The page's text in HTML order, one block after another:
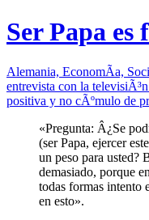
Ser Papa es
Alemania, EconomÃ­a,
entrevista con la
positiva y no cÃºmulo de
«Pregunta: Â¿Se
(ser Papa, ejercer
un peso para usted?
demasiado, porque
todas formas
en esto».